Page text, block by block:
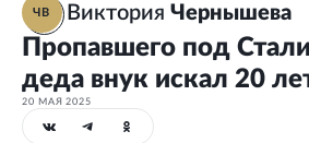
ЧВ Виктория Чернышева
Пропавшего под
деда внук искал 20
20 МАЯ 2025